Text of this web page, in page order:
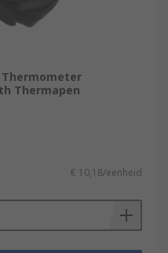
Thermapen
€ 10,18/eenheid